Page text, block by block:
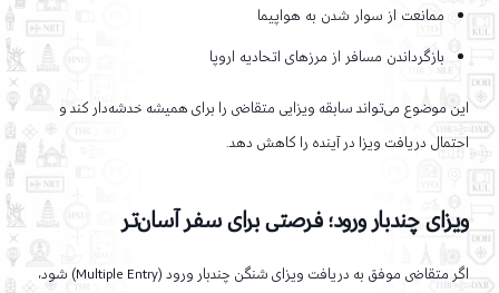
ممانعت از سوار شدن به هواپیما
بازگرداندن مسافر از مرزهای اتحادیه اروپا
این موضوع می‌تواند سابقه ویزایی متقاضی را برای همیشه خدشه‌دار کند و
احتمال دریافت ویزا در آینده را کاهش دهد.
ویزای چندبار ورود؛ فرصتی برای سفر آسان‌تر
اگر متقاضی موفق به دریافت ویزای شنگن چندبار ورود (Multiple Entry) شود،